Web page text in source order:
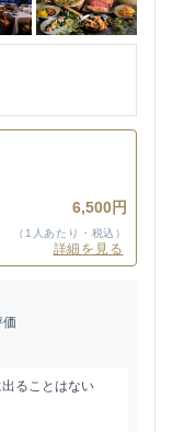
6,500円
（1人あたり・税込）
詳細を見る
ることはない